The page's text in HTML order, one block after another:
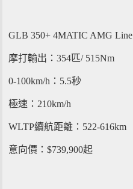
GLB 350+ 4MATIC AMG Line
摩打輸出：354匹/ 515Nm
0-100km/h：5.5秒
極速：210km/h
WLTP續航距離：522-616km
意向價：$739,900起